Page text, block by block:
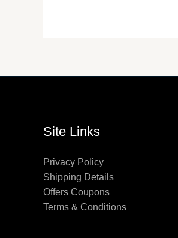
Site Links
Privacy Policy
Shipping Details
Offers Coupons
Terms & Conditions